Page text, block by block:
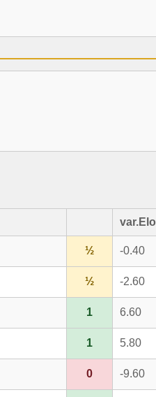
var.Elo
½ -0.40
½ -2.60
1 6.60
1 5.80
0 -9.60